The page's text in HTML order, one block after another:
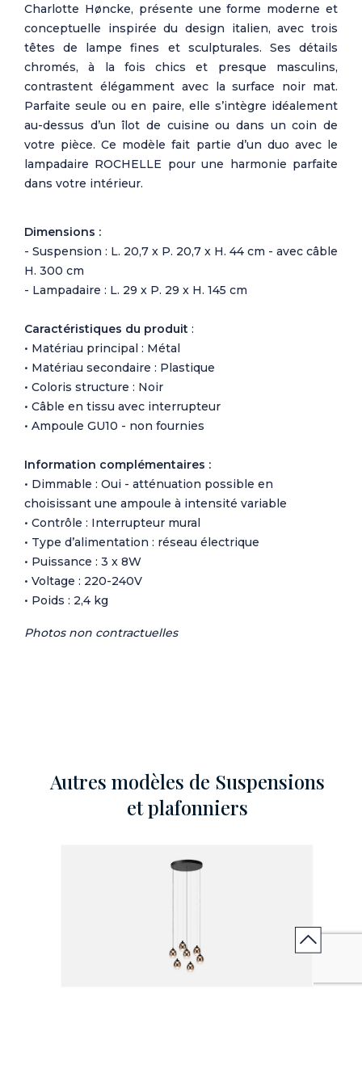
Charlotte Høncke, présente une forme moderne et
conceptuelle inspirée du design italien, avec trois
têtes de lampe fines et sculpturales. Ses détails
chromés, à la fois chics et presque masculins,
contrastent élégamment avec la surface noir mat.
Parfaite seule ou en paire, elle s’intègre idéalement
au-dessus d’un îlot de cuisine ou dans un coin de
votre pièce. Ce modèle fait partie d’un duo avec le
lampadaire ROCHELLE pour une harmonie parfaite
dans votre intérieur.
Dimensions :
- Suspension : L. 20,7 x P. 20,7 x H. 44 cm - avec câble
H. 300 cm
- Lampadaire : L. 29 x P. 29 x H. 145 cm
Caractéristiques du produit :
• Matériau principal : Métal
• Matériau secondaire : Plastique
• Coloris structure : Noir
• Câble en tissu avec interrupteur
• Ampoule GU10 - non fournies
Information complémentaires :
• Dimmable : Oui - atténuation possible en
choisissant une ampoule à intensité variable
• Contrôle : Interrupteur mural
• Type d’alimentation : réseau électrique
• Puissance : 3 x 8W
• Voltage : 220-240V
• Poids : 2,4 kg
Photos non contractuelles
Autres modèles de Suspensions
et plafonniers